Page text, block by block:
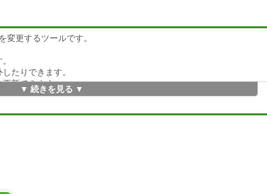
変更するツールです。
たりできます。
更新できます。
▼ 続きを見る ▼